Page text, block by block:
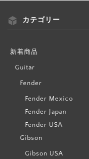
カテゴリー
新着商品
Guitar
Fender
Fender Mexico
Fender Japan
Fender USA
Gibson
Gibson USA